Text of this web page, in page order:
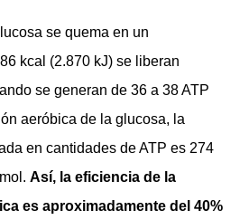
se quema en un
kcal (2.870 kJ) se liberan
se generan de 36 a 38 ATP
aeróbica de la glucosa, la
en cantidades de ATP es 274
Así, la eficiencia de la
es aproximadamente del 40%